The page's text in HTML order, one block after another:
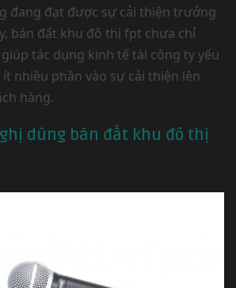
đang đạt được sự cải thiện trưởng
bán đất khu đô thị fpt chưa chỉ
tác dụng kinh tế tài công ty yếu
nhiều phần vào sự cải thiện lên
hàng.
dùng bán đất khu đô thị